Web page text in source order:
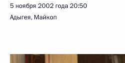
5 ноября 2002 года20:50
Адыгея, Майкоп